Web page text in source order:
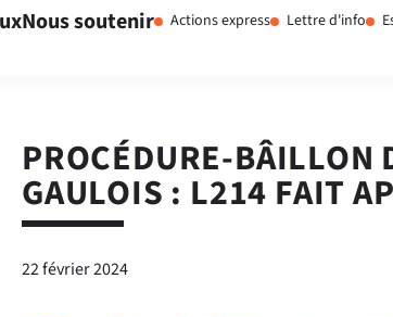
Nous soutenir Actions express Lettre d'info
PROCÉDURE-BÂILLON
GAULOIS : L214 FAIT
22 février 2024